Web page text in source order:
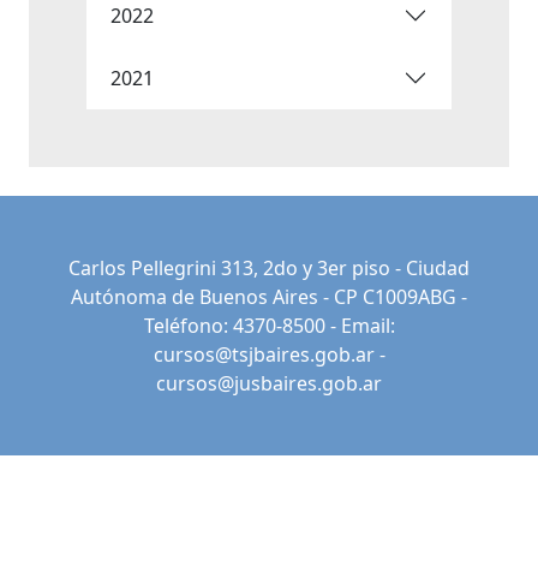
2022
2021
Carlos Pellegrini 313, 2do y 3er piso - Ciudad
Autónoma de Buenos Aires - CP C1009ABG -
Teléfono: 4370-8500 - Email:
cursos@tsjbaires.gob.ar-
cursos@jusbaires.gob.ar